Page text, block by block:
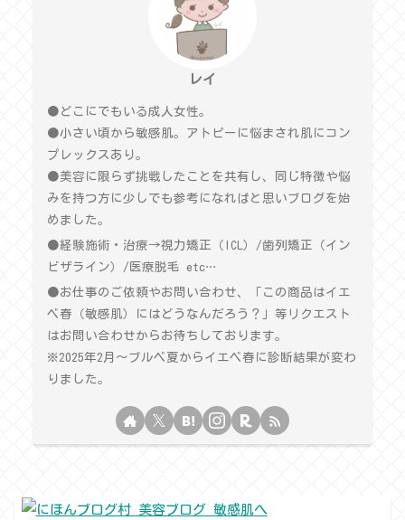
レイ
●どこにでもいる成人女性。
●小さい頃から敏感肌。アトピーに悩まされ肌にコン
プレックスあり。
●美容に限らず挑戦したことを共有し、同じ特徴や悩
みを持つ方に少しでも参考になればと思いブログを始
めました。
●経験施術・治療→視力矯正（ICL）/歯列矯正（イン
ビザライン）/医療脱毛 etc…
●お仕事のご依頼やお問い合わせ、「この商品はイエ
ベ春（敏感肌）にはどうなんだろう？」等リクエスト
はお問い合わせからお待ちしております。
※2025年2月〜ブルベ夏からイエベ春に診断結果が変わ
りました。